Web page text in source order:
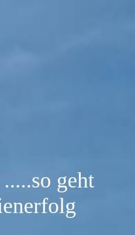
.....so geht